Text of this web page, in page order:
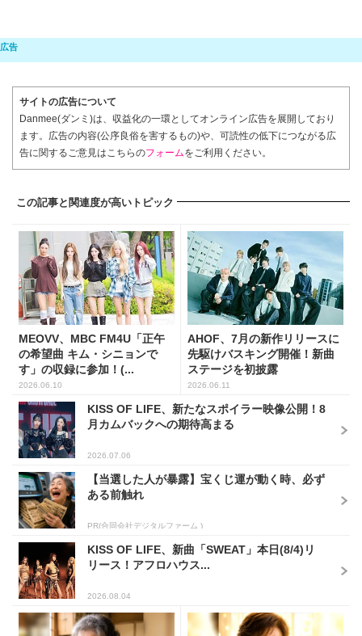
サイトの広告について
Danmee(ダンミ)は、収益化の一環としてオンライン広告を展開しており
ます。広告の内容(公序良俗を害するもの)や、可読性の低下につながる広
告に関するご意見はこちらのフォームをご利用ください。
この記事と関連度が高いトピック
MEOVV、MBC FM4U「正午
の希望曲 キム・シニョンで
す」の収録に参加！(...
2026.06.10
AHOF、7月の新作リリースに
先駆けバスキング開催！新曲
ステージを初披露
2026.06.11
KISS OF LIFE、新たなスポイラー映像公開！8
月カムバックへの期待高まる
2026.07.06
【当選した人が暴露】宝くじ運が動く時、必ず
ある前触れ
PR(合同会社デジタルファーム )
KISS OF LIFE、新曲「SWEAT」本日(8/4)リ
リース！アフロハウス...
2026.08.04